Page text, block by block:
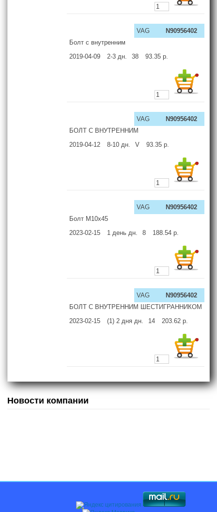
VAG
N90956402
Болт с внутренним
2019-04-09
2-3 дн. 38 93.35 р.
VAG
N90956402
БОЛТ С ВНУТРЕННИМ
2019-04-12
8-10 дн. V 93.35 р.
VAG
N90956402
Болт М10х45
2023-02-15
1 день дн. 8 188.54 р.
VAG
N90956402
БОЛТ С ВНУТРЕННИМ ШЕСТИГРАННИКОМ
2023-02-15
(1) 2 дня дн. 14 203.62 р.
Новости компании